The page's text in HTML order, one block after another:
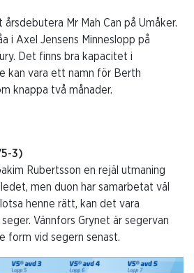
Mr Mah Can på Umåker.
i Axel Jensens Minneslopp på
Det finns bra kapacitet i
kan vara ett namn för Berth
knappa två månader.
3)
Rubertsson en rejäl utmaning
men duon har samarbetat väl
henne rätt, kan det vara
Vännfors Grynet är segervan
form vid segern senast.